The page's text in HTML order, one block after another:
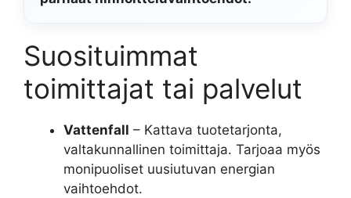
Suosituimmat
toimittajat tai palvelut
Vattenfall – Kattava tuotetarjonta,
valtakunnallinen toimittaja. Tarjoaa myös
monipuoliset uusiutuvan energian
vaihtoehdot.